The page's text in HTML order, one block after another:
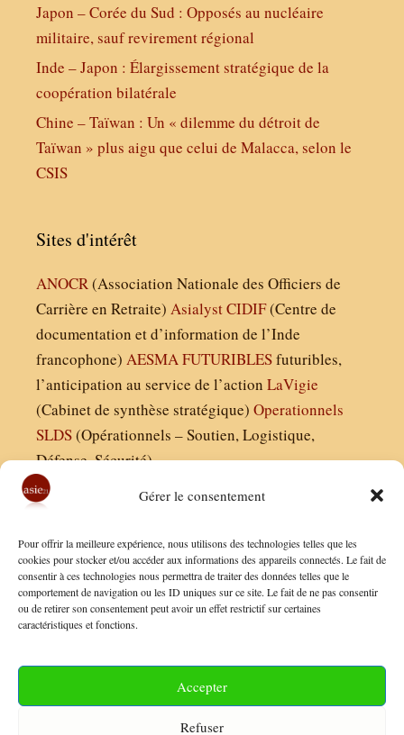
Gérer le consentement
Pour offrir la meilleure expérience, nous utilisons des technologies telles que les
cookies pour stocker et/ou accéder aux informations des appareils connectés. Le fait de
consentir à ces technologies nous permettra de traiter des données telles que le
comportement de navigation ou les ID uniques sur ce site. Le fait de ne pas consentir
ou de retirer son consentement peut avoir un effet restrictif sur certaines
caractéristiques et fonctions.
Accepter
Refuser
Japon – Corée du Sud : Opposés au nucléaire
militaire, sauf revirement régional
Inde – Japon : Élargissement stratégique de la
coopération bilatérale
Chine – Taïwan : Un « dilemme du détroit de
Taïwan » plus aigu que celui de Malacca, selon le
CSIS
Sites d'intérêt
ANOCR (Association Nationale des Officiers de
Carrière en Retraite) AsialystCIDIF(Centre de
documentation et d’information de l’Inde
francophone) AESMA FUTURIBLESfuturibles,
l’anticipation au service de l’action LaVigie
(Cabinet de synthèse stratégique) Operationnels
SLDS(Opérationnels – Soutien, Logistique,
Défense, Sécurité)
Finaldées EURL
Siège social : 13 avenue Boudon, 75016, Paris
Nous contacter
Conditions Générales de Vente
Politique de Confidentialité